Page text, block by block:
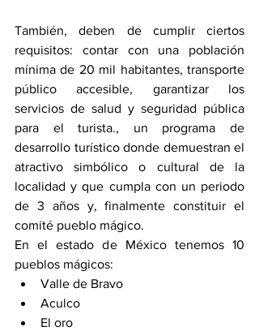
También, deben de cumplir ciertos
requisitos: contar con una población
mínima de 20 mil habitantes, transporte
público accesible, garantizar los
servicios de salud y seguridad pública
para el turista., un programa de
desarrollo turístico donde demuestran el
atractivo simbólico o cultural de la
localidad y que cumpla con un periodo
de 3 años y, finalmente constituir el
comité pueblo mágico.
En el estado de México tenemos 10
pueblos mágicos:
Valle de Bravo
Aculco
El oro